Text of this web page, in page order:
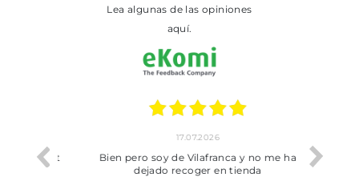
Lea algunas de las opiniones
aquí.
trobat
17.07.2026
Bien pero soy de Vilafranca y no me ha
dejado recoger en tienda